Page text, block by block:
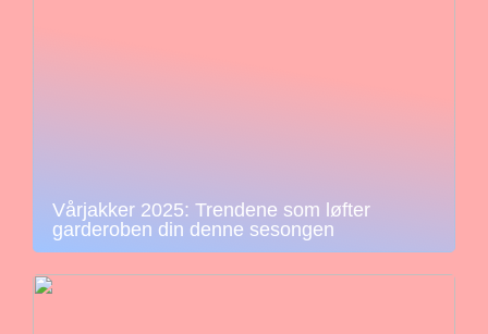
Vårjakker 2025: Trendene som løfter
garderoben din denne sesongen